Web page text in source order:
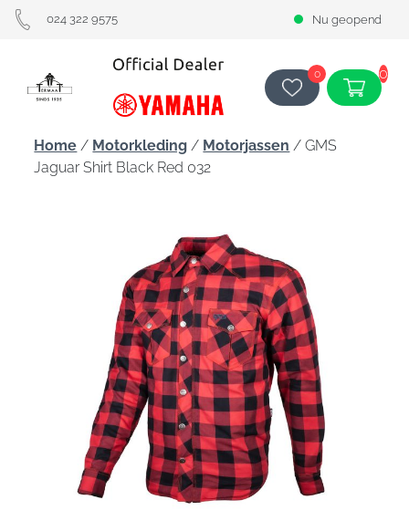
024 322 9575 Nu geopend
0 0
Home / Motorkleding / Motorjassen / GMS
Jaguar Shirt Black Red 032